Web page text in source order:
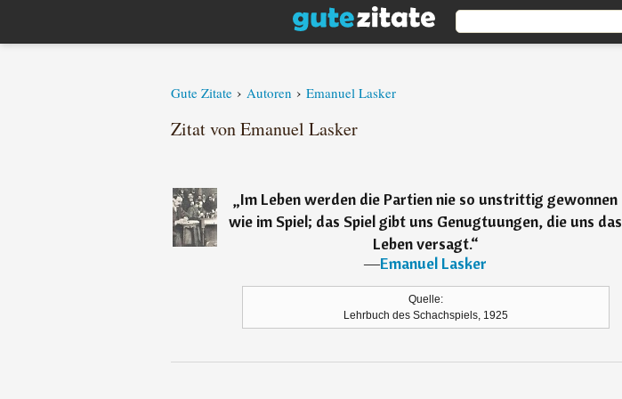
Gute Zitate › Autoren › Emanuel Lasker
Zitat von Emanuel Lasker
„Im Leben werden die Partien nie so unstrittig gewonnen
wie im Spiel; das Spiel gibt uns Genugtuungen, die uns das
Leben versagt.“
―Emanuel Lasker
Quelle:
Lehrbuch des Schachspiels, 1925